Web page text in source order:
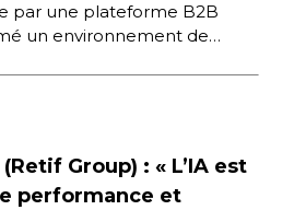
par une plateforme B2B
un environnement de
Group) : « L’IA est
performance et